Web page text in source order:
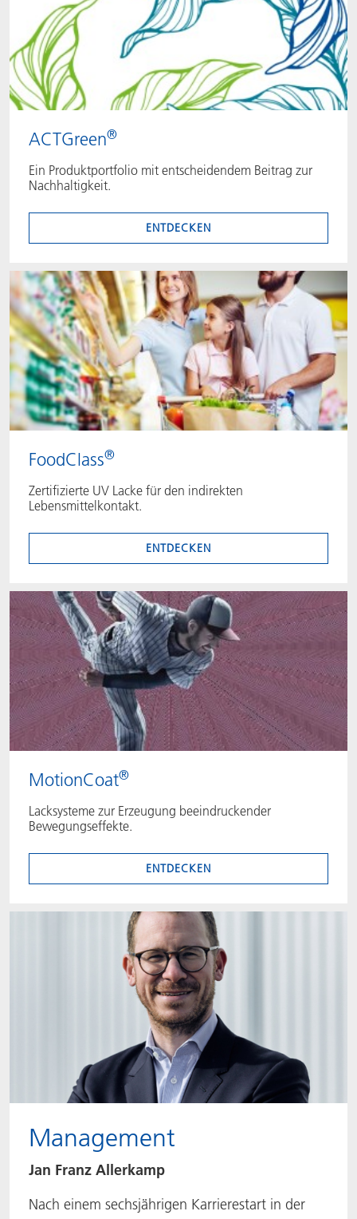
ACTGreen®
Ein Produktportfolio mit entscheidendem Beitrag zur
Nachhaltigkeit.
ENTDECKEN
FoodClass®
Zertifizierte UV Lacke für den indirekten
Lebensmittelkontakt.
ENTDECKEN
MotionCoat®
Lacksysteme zur Erzeugung beeindruckender
Bewegungseffekte.
ENTDECKEN
Management
Jan Franz Allerkamp
Nach einem sechsjährigen Karrierestart in der